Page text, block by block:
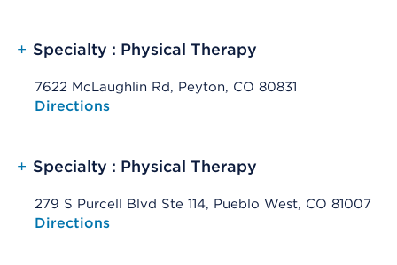
+ Specialty : Physical Therapy
7622 McLaughlin Rd, Peyton, CO 80831
Opens native map application on mobile devices
Directions
+ Specialty : Physical Therapy
279 S Purcell Blvd Ste 114, Pueblo West, CO 81007
Opens native map application on mobile devices
Directions